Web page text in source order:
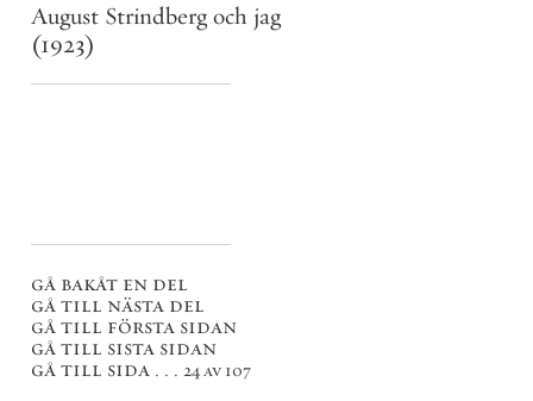
August Strindberg och jag
(1923)
gå bakåt en del
gå till nästa del
gå till första sidan
gå till sista sidan
gå till sida . . . 24 av 107